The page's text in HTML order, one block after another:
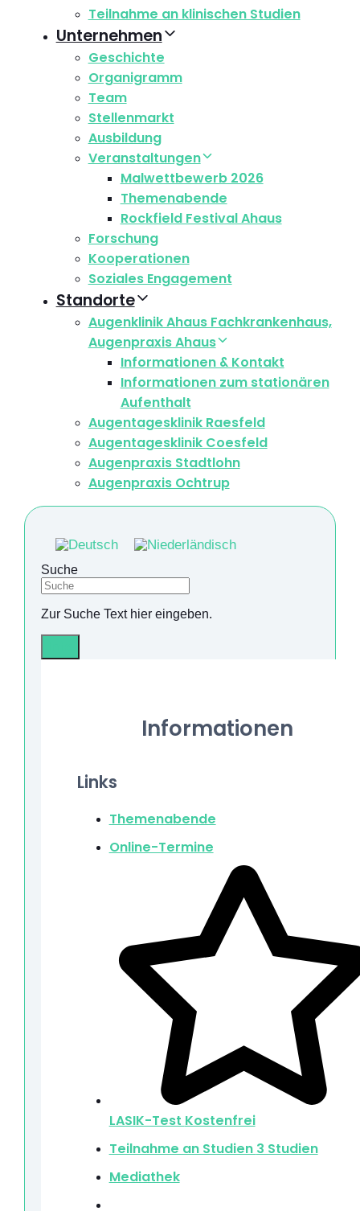
Teilnahme an klinischen Studien
Unternehmen
Geschichte
Organigramm
Team
Stellenmarkt
Ausbildung
Veranstaltungen
Malwettbewerb 2026
Themenabende
Rockfield Festival Ahaus
Forschung
Kooperationen
Soziales Engagement
Standorte
Augenklinik Ahaus Fachkrankenhaus,
Augenpraxis Ahaus
Informationen & Kontakt
Informationen zum stationären
Aufenthalt
Augentagesklinik Raesfeld
Augentagesklinik Coesfeld
Augenpraxis Stadtlohn
Augenpraxis Ochtrup
Suche
Zur Suche Text hier eingeben.
Informationen
Links
Themenabende
Online-Termine
LASIK-Test Kostenfrei
Teilnahme an Studien 3 Studien
Mediathek